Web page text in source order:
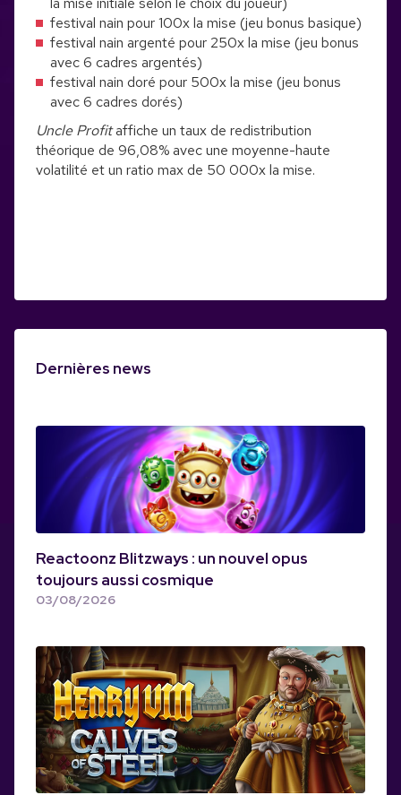
festival nain pour 100x la mise (jeu bonus basique)
festival nain argenté pour 250x la mise (jeu bonus
avec 6 cadres argentés)
festival nain doré pour 500x la mise (jeu bonus
avec 6 cadres dorés)
Uncle Profitaffiche un taux de redistribution
théorique de 96,08% avec une moyenne-haute
volatilité et un ratio max de 50 000x la mise.
Dernières news
Reactoonz Blitzways : un nouvel opus
toujours aussi cosmique
03/08/2026